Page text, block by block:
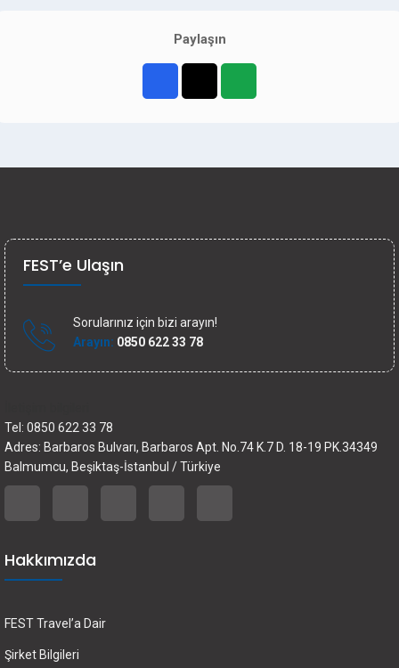
Paylaşın
FEST’e Ulaşın
Sorularınız için bizi arayın!
Arayın: 0850 622 33 78
Tel: 0850 622 33 78
Adres: Barbaros Bulvarı, Barbaros Apt. No.74 K.7 D. 18-19 PK.34349
Balmumcu, Beşiktaş-İstanbul / Türkiye
Hakkımızda
FEST Travel’a Dair
Şirket Bilgileri